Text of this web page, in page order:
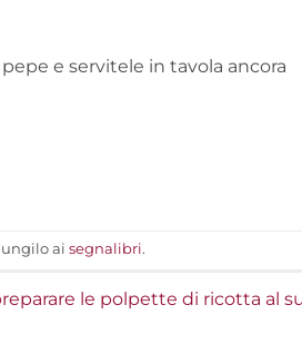
e servitele in tavola ancora
aisegnalibri.
le polpette di ricotta al